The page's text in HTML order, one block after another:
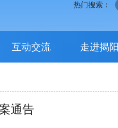
热门搜索：
互动交流 走进揭阳
通告